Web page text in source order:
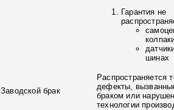
Гарантия не
шинах
Заводской брак
Распространяется
дефекты,
браком или
технологии